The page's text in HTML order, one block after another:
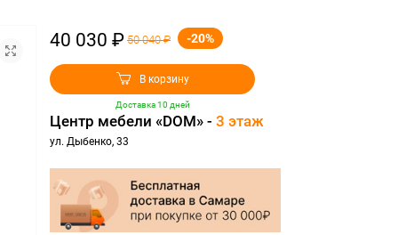
40 030 ₽ 50 040 ₽ -20%
В корзину
Доставка 10 дней
Центр мебели «DOM» - 3 этаж
ул. Дыбенко, 33